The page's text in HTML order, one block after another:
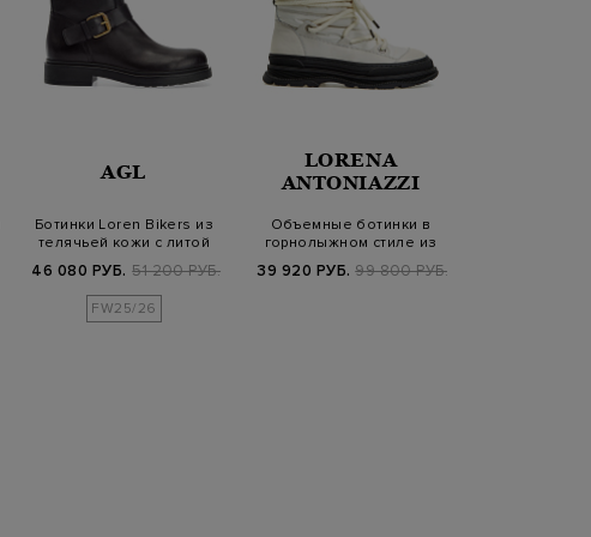
AGL
Ботинки Loren Bikers из
телячьей кожи с литой
46 080 РУБ. 51 200 РУБ.
FW25/26
LORENA
ANTONIAZZI
Объемные ботинки в
горнолыжном стиле из
39 920 РУБ. 99 800 РУБ.